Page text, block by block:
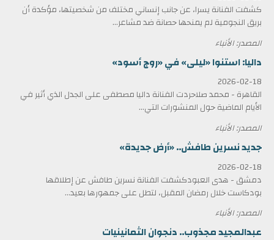
كشفت الفنانة يسرا، عن جانب إنساني مختلف من شخصيتها، مؤكدة أن
بريق النجومية لم يمنحها حصانة ضد مشاعر...
المصدر: الأنباء
داليا: استنوا «ليلى» في «روج أسود»
2026-02-18
القاهرة - محمد صلاحردت الفنانة داليا مصطفى على الجدل الذي أثير في
الأيام الماضية حول المنشورات التي...
المصدر: الأنباء
جديد نسرين طافش.. «أرض جديدة»
2026-02-18
دمشق - هدى العبودكشفت الفنانة نسرين طافش عن إطلاقها
بودكاست خلال رمضان المقبل، لتطل على جمهورها بعيد...
المصدر: الأنباء
عبدالمجيد مجذوب.. دنجوان الثمانينيات